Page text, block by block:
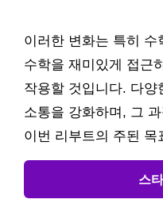
이러한 변화는 특히
수학을 재미있게 접근
작용할 것입니다. 다양
소통을 강화하며, 그
이번 리부트의 주된 목
스